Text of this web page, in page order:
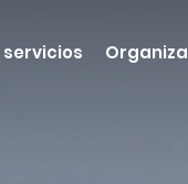
servicios Organiza